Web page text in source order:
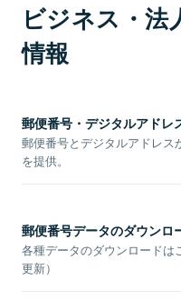
ビジネス・法
情報
郵便番号・デジタルアドレ
郵便番号とデジタルアドレ
を提供。
郵便番号データのダウンロ
各種データのダウンロードは
更新）